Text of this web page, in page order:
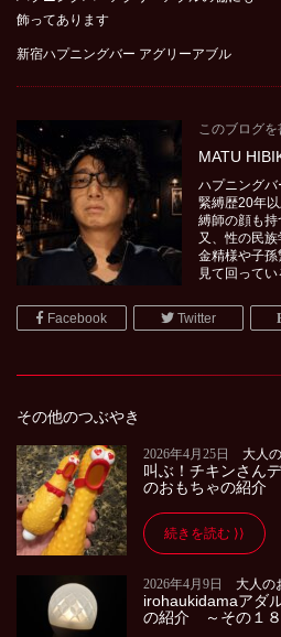
飾ってあります
新宿ハプニングバー アグリーアブル
このブログを
MATU
ハプニング
緊縛歴20年
縛師の顔も持
又、性の民
金精様や子
見て回ってい
Facebook Twitter
その他のつぶやき
2026年4月25日 大人
叫ぶ！チキンさん
のおもちゃの紹介
続きを読む
2026年4月9日 大人の
irohaukidamaアダ
の紹介 ～その１８